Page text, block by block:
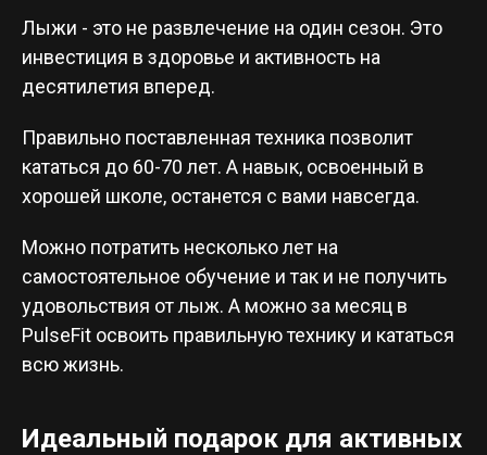
Лыжи - это не развлечение на один сезон. Это
инвестиция в здоровье и активность на
десятилетия вперед.
Правильно поставленная техника позволит
кататься до 60-70 лет. А навык, освоенный в
хорошей школе, останется с вами навсегда.
Можно потратить несколько лет на
самостоятельное обучение и так и не получить
удовольствия от лыж. А можно за месяц в
PulseFit освоить правильную технику и кататься
всю жизнь.
Идеальный подарок для активных